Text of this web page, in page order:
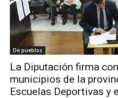
De pueblos
La Diputación firma
municipios de la
Escuelas Deportivas y